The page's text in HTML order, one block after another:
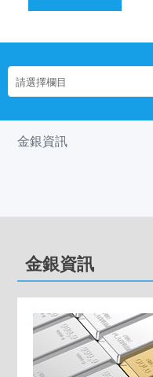
金銀資訊
金銀資訊